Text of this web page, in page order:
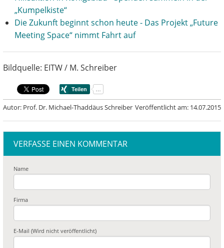
„Kumpelkiste“
Die Zukunft beginnt schon heute - Das Projekt „Future
Meeting Space“ nimmt Fahrt auf
Bildquelle: EITW / M. Schreiber
Autor: Prof. Dr. Michael-Thaddäus Schreiber Veröffentlicht am: 14.07.2015
VERFASSE EINEN KOMMENTAR
Name
Firma
E-Mail (Wird nicht veröffentlicht)